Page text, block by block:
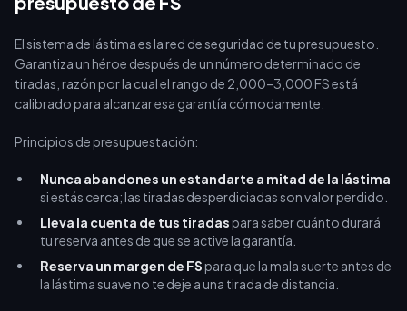
El sistema de lástima es la red de seguridad de tu presupuesto.
Garantiza un héroe después de un número determinado de
tiradas, razón por la cual el rango de 2,000–3,000 FS está
calibrado para alcanzar esa garantía cómodamente.
Principios de presupuestación:
Nunca abandones un estandarte a mitad de la lástima
si estás cerca; las tiradas desperdiciadas son valor perdido.
Lleva la cuenta de tus tiradaspara saber cuánto durará
tu reserva antes de que se active la garantía.
Reserva un margen de FSpara que la mala suerte antes de
la lástima suave no te deje a una tirada de distancia.